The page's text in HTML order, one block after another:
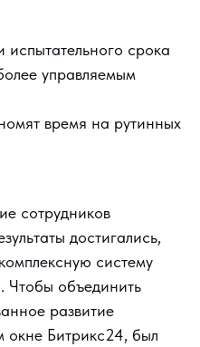
срока
управляемым
время на рутинных
сотрудников
достигались,
систему
Чтобы объединить
развитие
окне Битрикс24, был